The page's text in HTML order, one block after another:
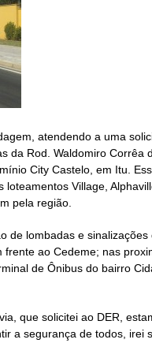
atendendo a uma
da Rod. Waldomiro Corrêa
City Castelo, em Itu.
Village,
pela região.
de lombadas e
ao Cedeme; nas
de Ônibus do bairro
que solicitei ao DER,
a segurança de todos, irei